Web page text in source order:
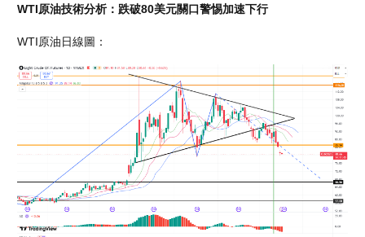
WTI原油技術分析：跌破80美元關口警惕加速下行
WTI原油日線圖：